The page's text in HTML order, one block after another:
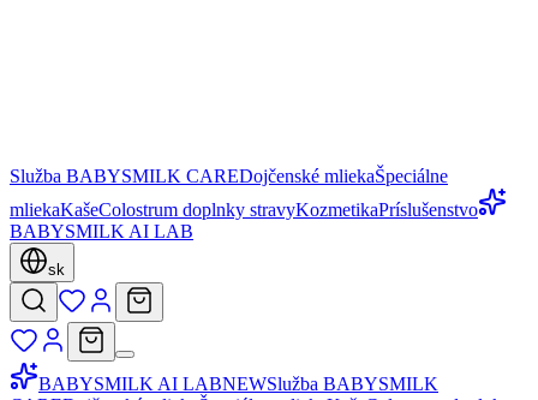
Služba BABYSMILK CAREDojčenské mliekaŠpeciálne
mliekaKašeColostrum doplnky stravyKozmetikaPríslušenstvo
BABYSMILK AI LAB
sk
BABYSMILK AI LABNEWSlužba BABYSMILK